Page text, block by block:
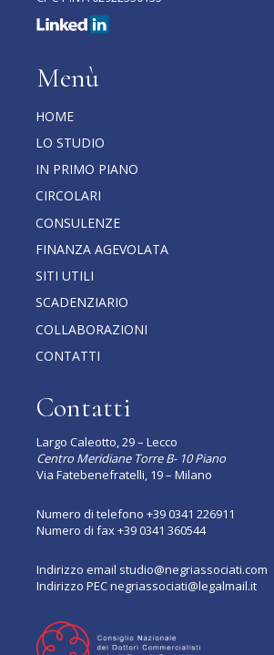
Menù
HOME
LO STUDIO
IN PRIMO PIANO
CIRCOLARI
CONSULENZE
FINANZA AGEVOLATA
SITI UTILI
SCADENZIARIO
COLLABORAZIONI
CONTATTI
Contatti
Largo Caleotto, 29 – Lecco
Centro Meridiane Torre B- 10 Piano
Via Fatebenefratelli, 19 – Milano
Numero di telefono +39 0341 226911
Numero di fax +39 0341 360544
Indirizzo email studio@negriassociati.com
Indirizzo PECnegriassociati@legalmail.it